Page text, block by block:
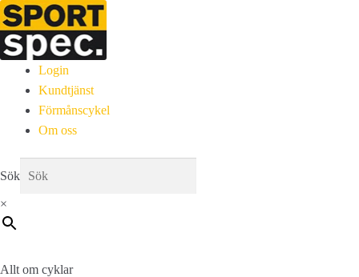
Login
Kundtjänst
Förmånscykel
Om oss
Sök
×
Allt om cyklar